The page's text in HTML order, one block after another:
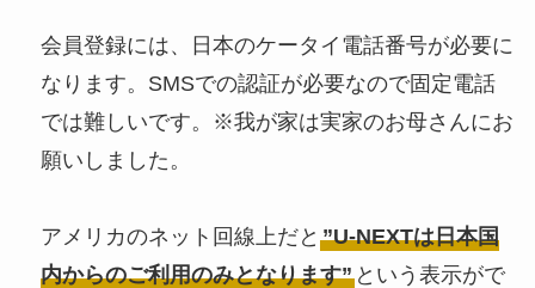
会員登録には、日本のケータイ電話番号が必要に
なります。SMSでの認証が必要なので固定電話
では難しいです。※我が家は実家のお母さんにお
願いしました。
アメリカのネット回線上だと ”U-NEXTは日本国
内からのご利用のみとなります”という表示がで